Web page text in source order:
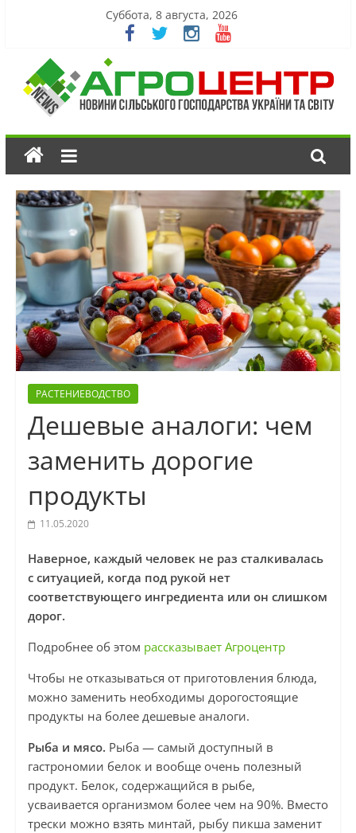
Суббота, 8 августа, 2026
РАСТЕНИЕВОДСТВО
Дешевые аналоги: чем
заменить дорогие
продукты
11.05.2020
Наверное, каждый человек не раз сталкивалась
с ситуацией, когда под рукой нет
соответствующего ингредиента или он слишком
дорог.
Подробнее об этом рассказывает Агроцентр
Чтобы не отказываться от приготовления блюда,
можно заменить необходимы дорогостоящие
продукты на более дешевые аналоги.
Рыба и мясо. Рыба — самый доступный в
гастрономии белок и вообще очень полезный
продукт. Белок, содержащийся в рыбе,
усваивается организмом более чем на 90%. Вместо
трески можно взять минтай, рыбу пикша заменит